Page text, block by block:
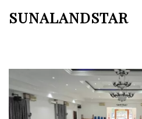
SUNALANDSTAR